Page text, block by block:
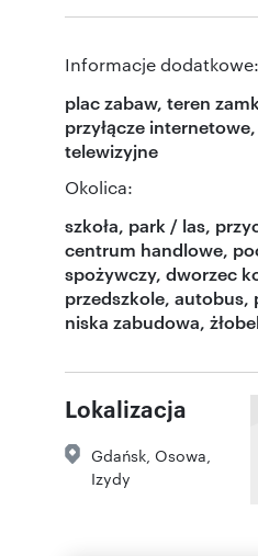
Informacje dodatkowe:
plac zabaw, teren
przyłącze
telewizyjne
Okolica:
szkoła, park / las,
centrum handlowe,
spożywczy, dworzec
przedszkole, autobus,
niska zabudowa,
Lokalizacja
Gdańsk Osowa
Izydy